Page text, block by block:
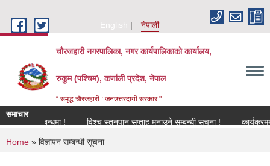
English
नेपाली
चौरजहारी नगरपालिका, नगर कार्यपालिकाको कार्यालय,
रुकुम (पश्चिम), कर्णाली प्रदेश, नेपाल
“ समृद्ध चौरजहारी : जनउत्तरदायी सरकार "
समाचार
सम्बन्धमा !
विश्च स्तनपान सप्ताह मनाउने सम्बन्धी सूचना ! कार्यक्रममा
You are here
Home » विज्ञापन सम्बन्धी सूचना